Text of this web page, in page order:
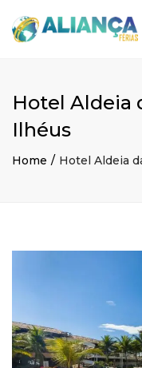
Hotel Aldeia
Ilhéus
Home Hotel Aldeia